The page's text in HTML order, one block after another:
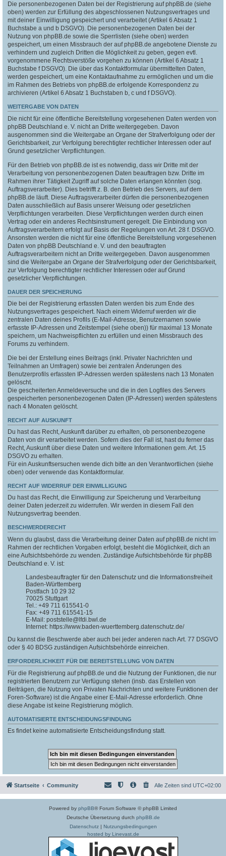
Die personenbezogenen Daten bei der Registrierung auf phpBB.de (siehe
oben) werden zur Erfüllung des abgeschlossenen Nutzungsvertrages und
mit deiner Einwilligung gespeichert und verarbeitet (Artikel 6 Absatz 1
Buchstabe a und b DSGVO). Die personenbezogenen Daten bei der
Nutzung von phpBB.de sowie die Sperrlisten (siehe oben) werden
gespeichert, um einen Missbrauch der auf phpBB.de angebotene Dienste zu
verhindern und zugleich Dritten die Möglichkeit zu geben, gegen evtl.
vorgenommene Rechtsverstöße vorgehen zu können (Artikel 6 Absatz 1
Buchstabe f DSGVO). Die über das Kontaktformular übermittelten Daten,
werden gespeichert, um eine Kontaktaufnahme zu ermöglichen und um die
im Rahmen des Betriebs von phpBB.de erfolgende Korrespondenz zu
archivieren (Artikel 6 Absatz 1 Buchstaben b, c und f DSGVO).
WEITERGABE VON DATEN
Die nicht für eine öffentliche Bereitstellung vorgesehenen Daten werden von
phpBB Deutschland e. V. nicht an Dritte weitergegeben. Davon
ausgenommen sind die Weitergabe an Organe der Strafverfolgung oder der
Gerichtsbarkeit, zur Verfolgung berechtigter rechtlicher Interessen oder auf
Grund gesetzlicher Verpflichtungen.
Für den Betrieb von phpBB.de ist es notwendig, dass wir Dritte mit der
Verarbeitung von personenbezogenen Daten beauftragen bzw. Dritte im
Rahmen ihrer Tätigkeit Zugriff auf solche Daten erlangen könnten (sog.
Auftragsverarbeiter). Dies betrifft z. B. den Betrieb des Servers, auf dem
phpBB.de läuft. Diese Auftragsverarbeiter dürfen die personenbezogenen
Daten ausschließlich auf Basis unserer Weisung oder gesetzlichen
Verpflichtungen verarbeiten. Diese Verpflichtungen werden durch einen
Vertrag oder ein anderes Rechtsinstrument geregelt. Die Einbindung von
Auftragsverarbeitern erfolgt auf Basis der Regelungen von Art. 28 f. DSGVO.
Ansonsten werden die nicht für eine öffentliche Bereitstellung vorgesehenen
Daten von phpBB Deutschland e. V. und den beauftragten
Auftragsverarbeitern nicht an Dritte weitergegeben. Davon ausgenommen
sind die Weitergabe an Organe der Strafverfolgung oder der Gerichtsbarkeit,
zur Verfolgung berechtigter rechtlicher Interessen oder auf Grund
gesetzlicher Verpflichtungen.
DAUER DER SPEICHERUNG
Die bei der Registrierung erfassten Daten werden bis zum Ende des
Nutzungsvertrages gespeichert. Nach einem Widerruf werden wir die
zentralen Daten deines Profils (E-Mail-Adresse, Benutzernamen sowie
erfasste IP-Adressen und Zeitstempel (siehe oben)) für maximal 13 Monate
speichern, um Nachweispflichten zu erfüllen und einen Missbrauch des
Forums zu verhindern.
Die bei der Erstellung eines Beitrags (inkl. Privater Nachrichten und
Teilnahmen an Umfragen) sowie bei zentralen Änderungen des
Benutzerprofils erfassten IP-Adressen werden spätestens nach 13 Monaten
gelöscht.
Die gescheiterten Anmeldeversuche und die in den Logfiles des Servers
gespeicherten personenbezogenen Daten (IP-Adressen) werden spätestens
nach 4 Monaten gelöscht.
RECHT AUF AUSKUNFT
Du hast das Recht, Auskunft darüber zu erhalten, ob personenbezogene
Daten von dir verarbeitet werden. Sofern dies der Fall ist, hast du ferner das
Recht, Auskunft über diese Daten und weitere Informationen gem. Art. 15
DSGVO zu erhalten.
Für ein Auskunftsersuchen wende dich bitte an den Verantwortlichen (siehe
oben) oder verwende das Kontaktformular.
RECHT AUF WIDERRUF DER EINWILLIGUNG
Du hast das Recht, die Einwilligung zur Speicherung und Verarbeitung
deiner Daten jederzeit zu widerrufen. Wir werden in diesem Fall den
Nutzungsvertrag beenden.
BESCHWERDERECHT
Wenn du glaubst, dass die Verarbeitung deiner Daten auf phpBB.de nicht im
Rahmen der rechtlichen Vorgaben erfolgt, besteht die Möglichkeit, dich an
eine Aufsichtsbehörde zu wenden. Zuständige Aufsichtsbehörde für phpBB
Deutschland e. V. ist:
Landesbeauftragter für den Datenschutz und die Informationsfreiheit
Baden-Württemberg
Postfach 10 29 32
70025 Stuttgart
Tel.: +49 711 615541-0
Fax: +49 711 615541-15
E-Mail: poststelle@lfdi.bwl.de
Internet: https://www.baden-wuerttemberg.datenschutz.de/
Du kannst die Beschwerde aber auch bei jeder anderen nach Art. 77 DSGVO
oder § 40 BDSG zuständigen Aufsichtsbehörde einreichen.
ERFORDERLICHKEIT FÜR DIE BEREITSTELLUNG VON DATEN
Für die Registrierung auf phpBB.de und die Nutzung der Funktionen, die nur
registrierten Benutzern zur Verfügung stehen (insb. das Erstellen von
Beiträgen, die Nutzung von Privaten Nachrichten und weitere Funktionen der
Foren-Software) ist die Angabe einer E-Mail-Adresse erforderlich. Ohne
diese Angabe ist keine Registrierung möglich.
AUTOMATISIERTE ENTSCHEIDUNGSFINDUNG
Es findet keine automatisierte Entscheidungsfindung statt.
Startseite Community Alle Zeiten sind UTC+02:00
Powered by phpBB® Forum Software © phpBB Limited
Deutsche Übersetzung durch phpBB.de
Datenschutz| Nutzungsbedingungen
hosted by Linevast.de